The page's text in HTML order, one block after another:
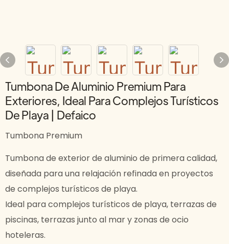
Tumbona De Aluminio Premium Para
Exteriores, Ideal Para Complejos Turísticos
De Playa | Defaico
Tumbona Premium
Tumbona de exterior de aluminio de primera calidad,
diseñada para una relajación refinada en proyectos
de complejos turísticos de playa.
Ideal para complejos turísticos de playa, terrazas de
piscinas, terrazas junto al mar y zonas de ocio
hoteleras.